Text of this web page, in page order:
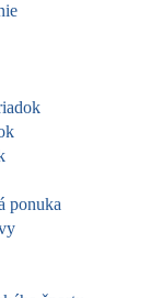
ponuka